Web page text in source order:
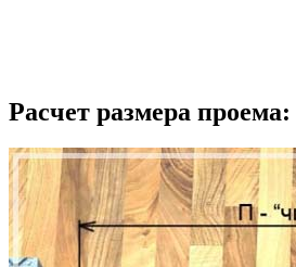
Расчет размера